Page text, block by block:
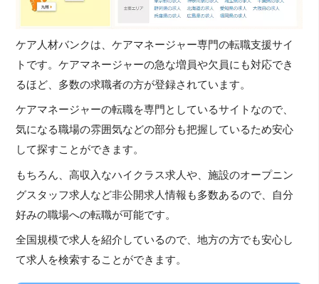
ケア人材バンクは、ケアマネージャー専門の転職支援サイ
トです。ケアマネージャーの急な増員や欠員にも対応でき
るほど、多数の求職者の方が登録されています。
ケアマネージャーの転職を専門としているサイトなので、
気になる職場の雰囲気などの部分も把握しているため安心
して探すことができます。
もちろん、高収入なハイクラス求人や、施設のオープニン
グスタッフ求人など非公開求人情報も多数あるので、自分
好みの職場への転職が可能です。
全国規模で求人を紹介しているので、地方の方でも安心し
て求人を検索することができます。